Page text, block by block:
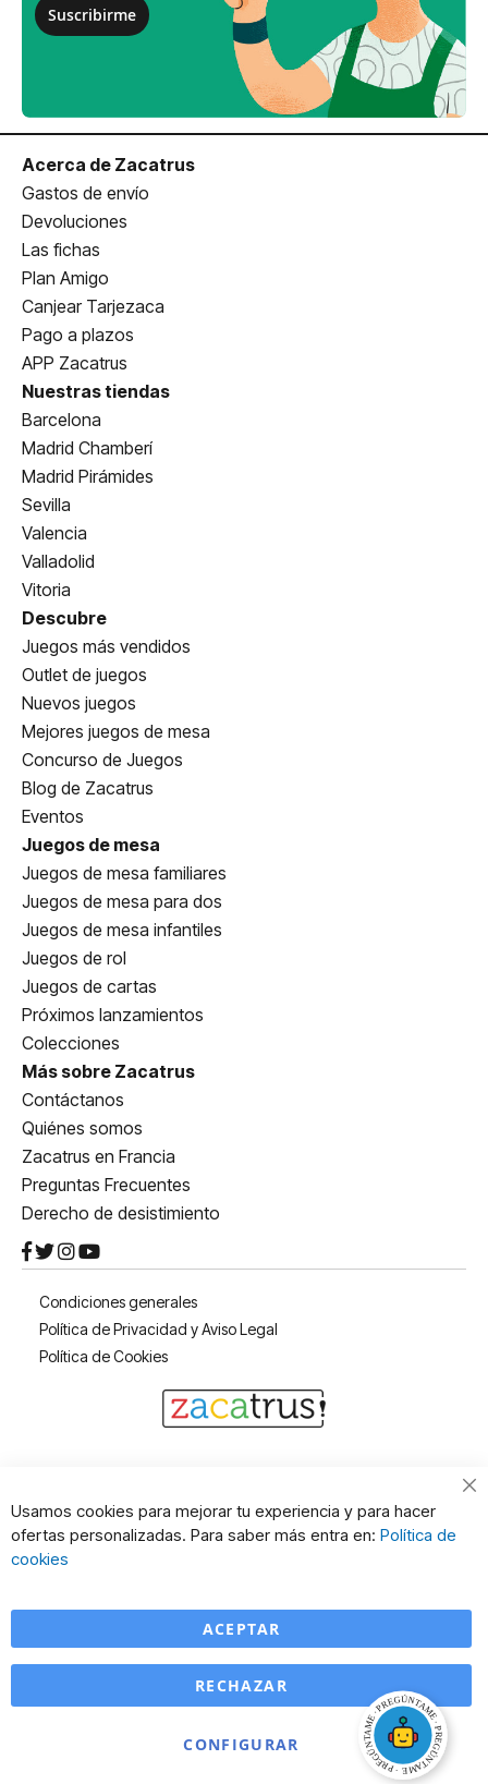
Suscribirme
Acerca de Zacatrus
Gastos de envío
Devoluciones
Las fichas
Plan Amigo
Canjear Tarjezaca
Pago a plazos
APP Zacatrus
Nuestras tiendas
Barcelona
Madrid Chamberí
Madrid Pirámides
Sevilla
Valencia
Valladolid
Vitoria
Descubre
Juegos más vendidos
Outlet de juegos
Nuevos juegos
Mejores juegos de mesa
Concurso de Juegos
Blog de Zacatrus
Eventos
Juegos de mesa
Juegos de mesa familiares
Juegos de mesa para dos
Juegos de mesa infantiles
Juegos de rol
Juegos de cartas
Próximos lanzamientos
Colecciones
Más sobre Zacatrus
Contáctanos
Quiénes somos
Zacatrus en Francia
Preguntas Frecuentes
Derecho de desistimiento
Condiciones generales
Política de Privacidad y Aviso Legal
Política de Cookies
Usamos cookies para mejorar tu experiencia y para hacer
ofertas personalizadas. Para saber más entra en: Política de
cookies
ACEPTAR
CONFIGURAR
RECHAZAR